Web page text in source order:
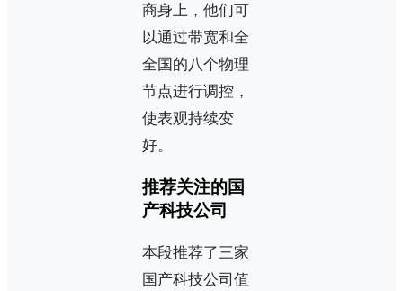
商身上，他们可
以通过带宽和全
全国的八个物理
节点进行调控，
使表观持续变
好。
推荐关注的国
产科技公司
本段推荐了三家
国产科技公司值